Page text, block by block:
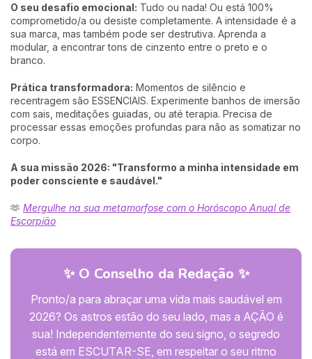
O seu desafio emocional: Tudo ou nada! Ou está 100%
comprometido/a ou desiste completamente. A intensidade é a
sua marca, mas também pode ser destrutiva. Aprenda a
modular, a encontrar tons de cinzento entre o preto e o
branco.
Prática transformadora: Momentos de silêncio e
recentragem são ESSENCIAIS. Experimente banhos de imersão
com sais, meditações guiadas, ou até terapia. Precisa de
processar essas emoções profundas para não as somatizar no
corpo.
A sua missão 2026: "Transformo a minha intensidade em
poder consciente e saudável."
🫶 Mergulhe na sua metamorfose com o Horóscopo Anual de
Escorpião
✨ O Conselho da Redação ✨
Pronto/a para abraçar uma vida mais saudável em
2026? Os astros estão do seu lado, mas a AÇÃO é
sua! Independentemente do seu signo, o segredo
está em ESCUTAR-SE, em respeitar o seu ritmo